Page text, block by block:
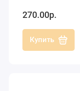
270.00р.
Купить